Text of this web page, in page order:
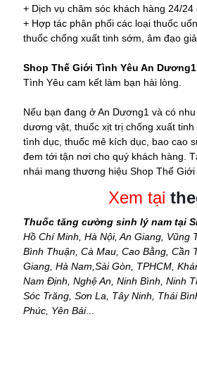
+ Dịch vụ chăm sóc khách hàng 24/
+ Hợp tác phân phối các loại thuốc
thuốc chống xuất tinh sớm, âm đạo
Shop Thế Giới Tình Yêu An Dương1
Tình Yêu cam kết làm bạn hài lòng.
Nếu bạn đang ở An Dương1 và có
dương vật, thuốc xịt trị chống xuất
tình dục, thuốc mê kích dục, bao cao
đem tới tận nơi cho quý khách hàng.
nhái mang thương hiệu Shop Thế Giới
Xem tại
Thuốc tăng cường sinh lý nam tại
Hồ Chí Minh, Hà Nội, An Giang, Vũng
Bình Thuận, Cà Mau, Cao Bằng,
Giang, Hà Nam,Sài Gòn, TPHCM,
Nam Định, Nghệ An, Ninh Bình, Ninh
Sóc Trăng, Sơn La, Tây Ninh, Thái
Phúc, Yên Bái...